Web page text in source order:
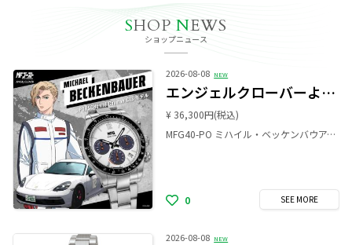
SHOP NEWS
ショップニュース
2026-08-08 NEW
エンジェルクローバーよりオススメ商品のご案内です！
¥ 36,300円(税込)
MFG40-PO ミハイル・ベッケンバウアーモデルは、ポルシェ・718ケイマンSがイメージソース。 ミッドシップ構造と高出力ターボを備え、世界基準のスピードを誇るこのマシンの魅力を投影。 文字盤全体を気品あふれるホワイトカラーでMFゴーストとANGEL CLOVERのロゴが刻印されています。 是非お手に取ってみて下さい。 ご来店を心よりお待ちしております。
0 SEE MORE
2026-08-08 NEW